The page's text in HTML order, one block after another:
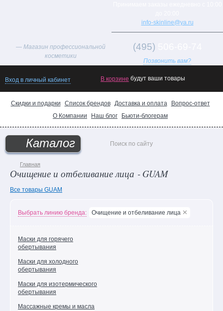
— Магазин профессиональной
косметики
info-skinline@ya.ru
(495)
Позвонить вам?
Вход в личный кабинет В корзине будут ваши товары
Скидки и подарки Список брендов Доставка и оплата
Вопрос-ответ
О Компании
Наш блог Бьюти-блогерам
Товар
Хиты
продаж
Новинки
каталога
Каталог
Главная
Очищение и отбеливание лица ‐ GUAM
Все товары GUAM
Выбрать линию бренда: Очищение и отбеливание лица ✕
Маски для горячего
обертывания
Маски для холодного
обертывания
Маски для изотермического
обертывания
Массажные кремы и масла